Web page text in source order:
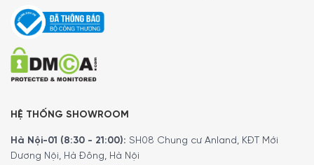
espresso hay cafe phin. Sau khi khóa lẫy,
gắn liền với cơ chế xay bằng thép không gỉ
ngăn kéo phía dưới
HỆ THỐNG SHOWROOM
Hà Nội-01 (8:30 - 21:00): SH08 Chung cư Anland, KĐT Mới
Dương Nội, Hà Đông, Hà Nội